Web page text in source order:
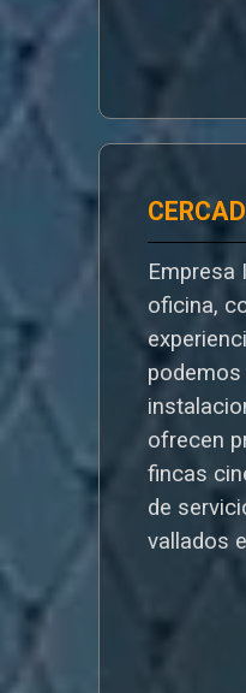
Empresa
oficina,
ofrecen
fincas
de
vallados